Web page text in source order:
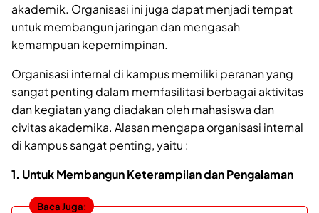
akademik. Organisasi ini juga dapat menjadi tempat
untuk membangun jaringan dan mengasah
kemampuan kepemimpinan.
Organisasi internal di kampus memiliki peranan yang
sangat penting dalam memfasilitasi berbagai aktivitas
dan kegiatan yang diadakan oleh mahasiswa dan
civitas akademika. Alasan mengapa organisasi internal
di kampus sangat penting, yaitu :
1. Untuk Membangun Keterampilan dan Pengalaman
Baca Juga: